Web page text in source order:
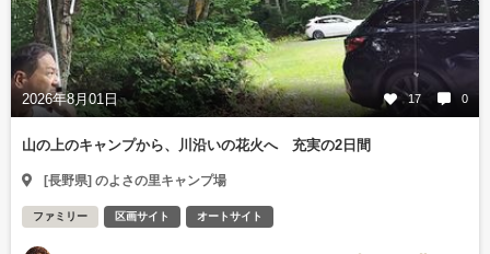
2026年8月01日 17 0
山の上のキャンプから、川沿いの花火へ 充実の2日間
[長野県] のよさの里キャンプ場
ファミリー 区画サイト オートサイト